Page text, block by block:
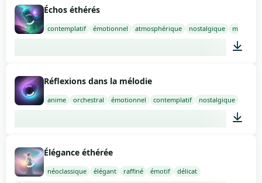
Échos éthérés
contemplatif émotionnel atmosphérique nostalgique
Réflexions dans la mélodie
anime orchestral émotionnel contemplatif nostalgique
Élégance éthérée
néoclassique élégant raffiné émotif délicat